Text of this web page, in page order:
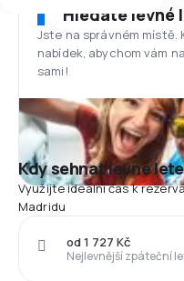
Hledáte levné
Jste na správném místě.
nabídek, abychom vám
sami!
Kdy sehnat levné
Využijte ideální čas k
Madridu
Nejlevnější zpáteční
od 1 727 Kč